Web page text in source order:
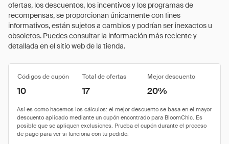
ofertas, los descuentos, los incentivos y los programas de
recompensas, se proporcionan únicamente con fines
informativos, están sujetos a cambios y podrían ser inexactos u
obsoletos. Puedes consultar la información más reciente y
detallada en el sitio web de la tienda.
Códigos de cupón Total de ofertas Mejor descuento
10 17 20%